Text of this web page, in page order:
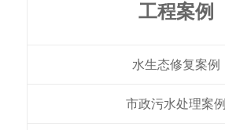
工程案例
水生态修复案例
市政污水处理案例